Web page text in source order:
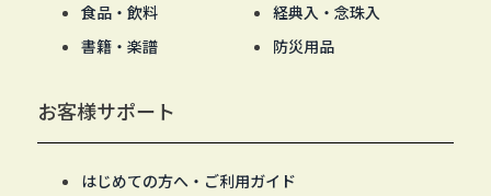
食品・飲料
経典入・念珠入
書籍・楽譜
防災用品
お客様サポート
はじめての方へ・ご利用ガイド